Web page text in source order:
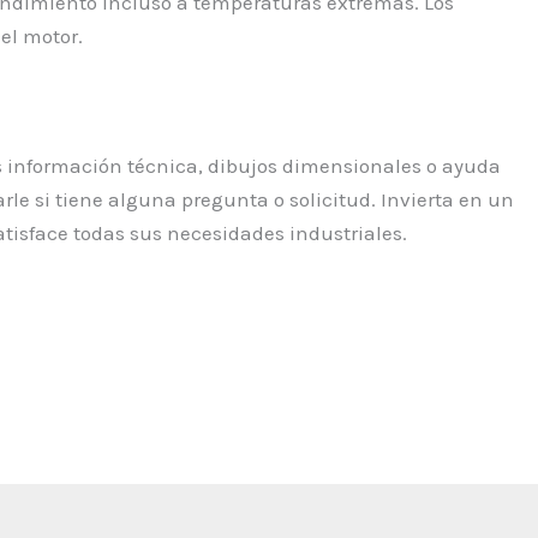
motor.
técnica, dibujos dimensionales o ayuda
si tiene alguna pregunta o solicitud. Invierta en un
todas sus necesidades industriales.